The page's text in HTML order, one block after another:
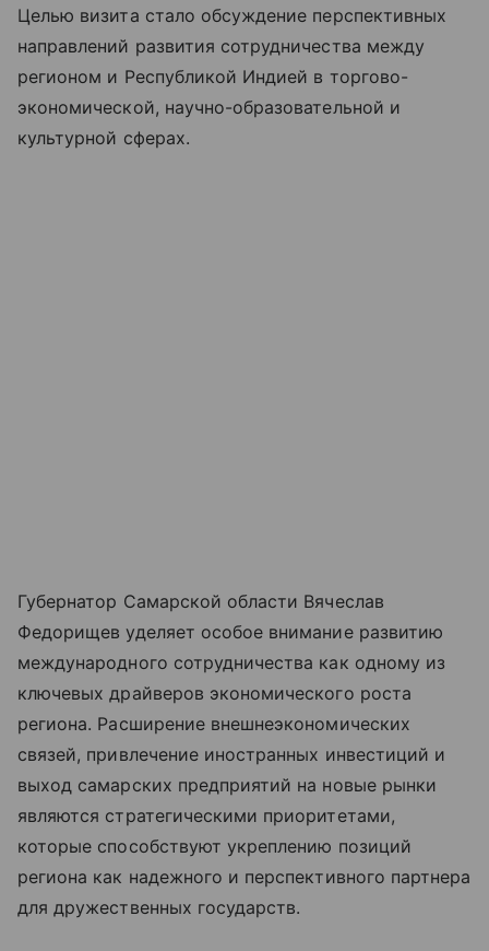
Целью визита стало обсуждение перспективных
направлений развития сотрудничества между
регионом и Республикой Индией в торгово-
экономической, научно-образовательной и
культурной сферах.
Губернатор Самарской области Вячеслав
Федорищев уделяет особое внимание развитию
международного сотрудничества как одному из
ключевых драйверов экономического роста
региона. Расширение внешнеэкономических
связей, привлечение иностранных инвестиций и
выход самарских предприятий на новые рынки
являются стратегическими приоритетами,
которые способствуют укреплению позиций
региона как надежного и перспективного партнера
для дружественных государств.